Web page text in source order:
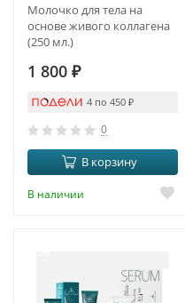
Молочко для тела на
основе живого коллагена
(250 мл.)
1 800 ₽
4 по 450 ₽
0
В корзину
В наличии